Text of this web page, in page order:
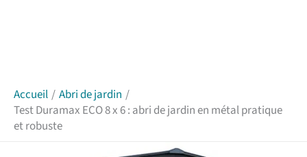
Accueil
Abri de jardin
Test Duramax ECO 8 x 6 : abri de jardin en métal pratique
et robuste